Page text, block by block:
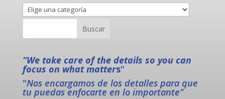
“We take care of the details so you can
focus on what matters"
"Nos encargamos de los detalles para que
tu puedas enfocarte en lo importante”